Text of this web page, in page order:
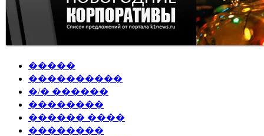
�����
����������
�/� ������
��������
������ ����
��������